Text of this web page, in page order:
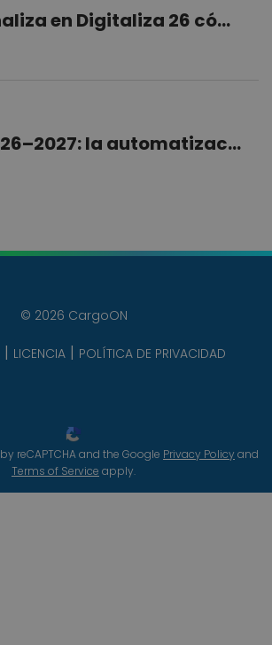
en Digitaliza 26 có...
la automatizac...
© 2026 CargoON
LICENCIA POLÍTICA DE PRIVACIDAD
reCAPTCHA and the Google Privacy Policy and
Terms of Service apply.